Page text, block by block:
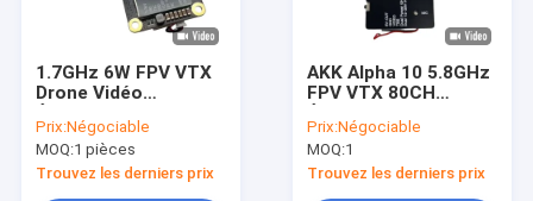
1.7GHz 6W FPV VTX
Drone Vidéo
Latence pour Vol
Longue Portée
Prix:Négociable
MOQ:1 pièces
Trouvez les derniers prix
AKK Alpha 10 5.8GHz
FPV VTX 80CH
Haute Puissance
pour Drone
Prix:Négociable
MOQ:1
Trouvez les derniers prix